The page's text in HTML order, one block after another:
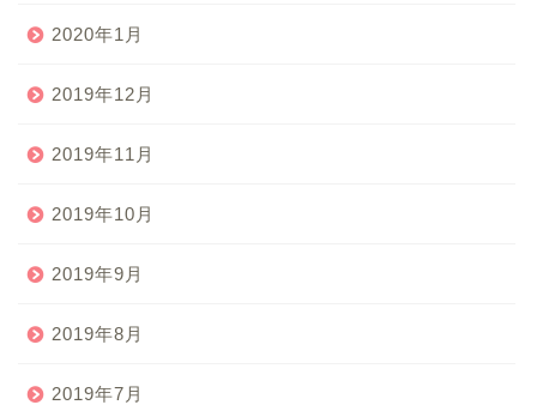
2020年1月
2019年12月
2019年11月
2019年10月
2019年9月
2019年8月
2019年7月